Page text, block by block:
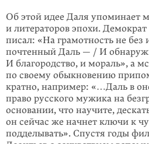
Об этой идее Даля упоминает
и литераторов эпохи.
писал: «На грамотность не без
почтенный Даль — / И
И благородство, и мораль», а
по своему обыкновению
кратно, например: «…Даль в
право русского мужи­ка на
основании, что научите,
он сейчас же начнет ключи к
подделывать». Спустя годы